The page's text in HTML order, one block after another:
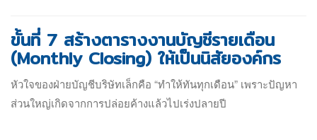
ขั้นที่ 7 สร้างตารางงานบัญชีรายเดือน
(Monthly Closing) ให้เป็นนิสัยองค์กร
หัวใจของฝ่ายบัญชีบริษัทเล็กคือ “ทำให้ทันทุกเดือน” เพราะปัญหา
ส่วนใหญ่เกิดจากการปล่อยค้างแล้วไปเร่งปลายปี